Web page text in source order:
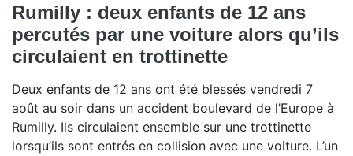
Rumilly : deux enfants de 12 ans
percutés par une voiture alors qu’ils
circulaient en trottinette
Deux enfants de 12 ans ont été blessés vendredi 7
août au soir dans un accident boulevard de l’Europe à
Rumilly. Ils circulaient ensemble sur une trottinette
lorsqu’ils sont entrés en collision avec une voiture. L’un